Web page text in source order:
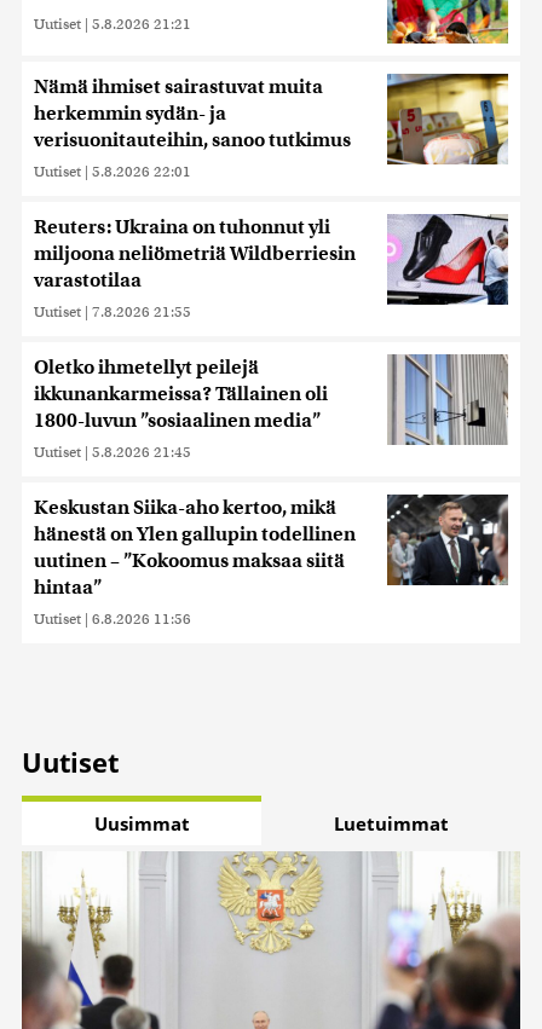
Uutiset | 5.8.2026 21:21
Nämä ihmiset sairastuvat muita
herkemmin sydän- ja
verisuonitauteihin, sanoo tutkimus
Uutiset | 5.8.2026 22:01
Reuters: Ukraina on tuhonnut yli
miljoona neliömetriä Wildberriesin
varastotilaa
Uutiset | 7.8.2026 21:55
Oletko ihmetellyt peilejä
ikkunankarmeissa? Tällainen oli
1800-luvun ”sosiaalinen media”
Uutiset | 5.8.2026 21:45
Keskustan Siika-aho kertoo, mikä
hänestä on Ylen gallupin todellinen
uutinen – ”Kokoomus maksaa siitä
hintaa”
Uutiset | 6.8.2026 11:56
Uutiset
Uusimmat Luetuimmat